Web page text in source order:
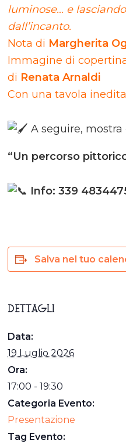
luminose… e
dall’incanto.
Nota di Margherita
Immagine di
di Renata Arnaldi
Con una tavola
A seguire, mostra
“Un percorso
Info: 339
Salva nel tuo
DETTAGLI
Data:
19 Luglio 2026
Ora:
17:00 - 19:30
Categoria Evento:
Presentazione
Tag Evento: